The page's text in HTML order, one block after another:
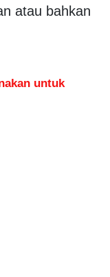
atau bahkan
untuk